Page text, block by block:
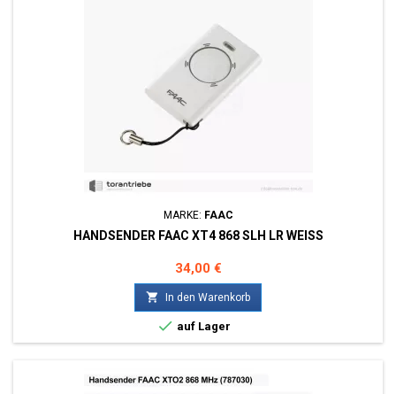
MARKE: FAAC
HANDSENDER FAAC XT4 868 SLH LR WEISS
Preis
34,00 €
 In den Warenkorb
 auf Lager